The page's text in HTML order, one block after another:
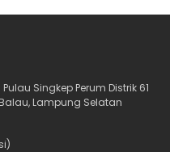
Singkep Perum Distrik 61
Lampung Selatan